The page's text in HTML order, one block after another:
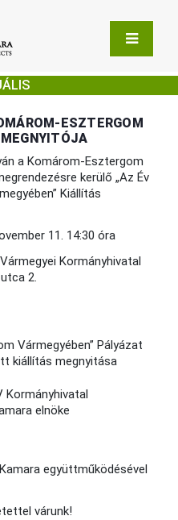
ESZTERGOM
a Komárom-Esztergom
kerülő „Az Év
Kiállítás
11. 14:30 óra
Kormányhivatal
2.
Vármegyében” Pályázat
kiállítás megnyitása
Kormányhivatal
elnöke
együttműködésével
várunk!